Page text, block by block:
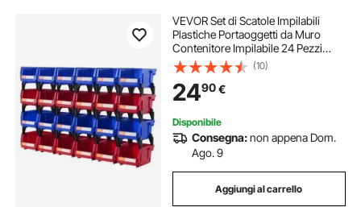
VEVOR Set di Scatole Impilabili
Plastiche Portaoggetti da Muro
Contenitore Impilabile 24 Pezzi
Blu/Rosso da Officina Garage,
Scatole Impilabili Cassette
Portaoggetti in Plastica 24 Pezzi
137x105x78mm
(10)
2490€
Disponibile
Consegna:non appena Dom.
Ago. 9
Aggiungi al carrello